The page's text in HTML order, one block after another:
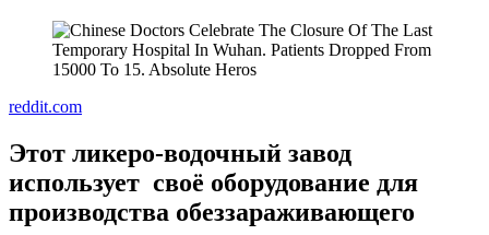
reddit.com
Этот ликеро-водочный завод
использует своё оборудование для
производства обеззараживающего